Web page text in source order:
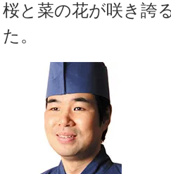
桜と菜の花が咲き誇
た。